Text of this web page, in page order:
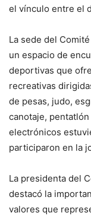
el vínculo entre el
La sede del
un espacio de
deportivas que
recreativas
de pesas, judo,
canotaje,
electrónicos
participaron en la
La presidenta del
destacó la
valores que